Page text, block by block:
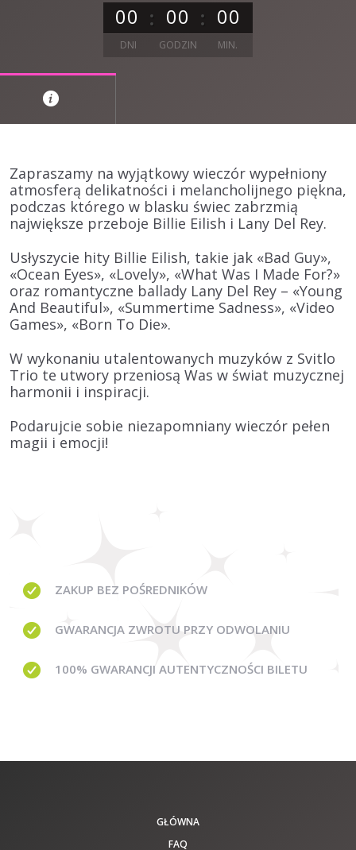
00 00 00
DNI GODZIN MIN.
Zapraszamy na wyjątkowy wieczór wypełniony
atmosferą delikatności i melancholijnego piękna,
podczas którego w blasku świec zabrzmią
największe przeboje Billie Eilish i Lany Del Rey.
Usłyszycie hity Billie Eilish, takie jak «Bad Guy»,
«Ocean Eyes», «Lovely», «What Was I Made For?»
oraz romantyczne ballady Lany Del Rey – «Young
And Beautiful», «Summertime Sadness», «Video
Games», «Born To Die».
W wykonaniu utalentowanych muzyków z Svitlo
Trio te utwory przeniosą Was w świat muzycznej
harmonii i inspiracji.
Podarujcie sobie niezapomniany wieczór pełen
magii i emocji!
ZAKUP BEZ POŚREDNIKÓW
GWARANCJA ZWROTU PRZY ODWOLANIU
100% GWARANCJI AUTENTYCZNOŚCI BILETU
GŁÓWNA
FAQ